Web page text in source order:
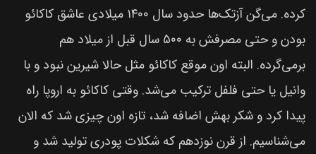
کرده. می‌گن آزتک‌ها حدود سال ۱۴۰۰ میلادی عاشق کاکائو
بودن و حتی مصرفش به ۵۰۰ سال قبل از میلاد هم
برمی‌گرده. البته اون موقع کاکائو مثل حالا شیرین نبود و با
وانیل یا حتی فلفل ترکیب می‌شد. وقتی کاکائو به اروپا راه
پیدا کرد و شکر بهش اضافه شد، تازه اون چیزی شد که الان
می‌شناسیم. از قرن نوزدهم که شکلات پودری تولید شد و